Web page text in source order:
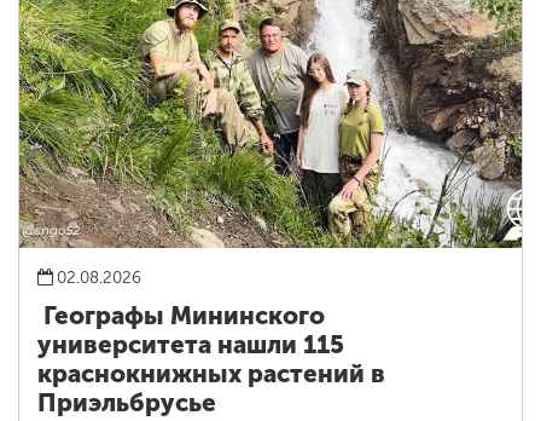
02.08.2026
Географы Мининского
университета нашли 115
краснокнижных растений в
Приэльбрусье